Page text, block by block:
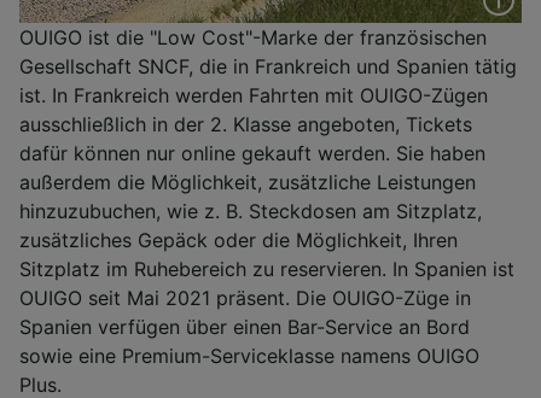
OUIGO ist die "Low Cost"-Marke der französischen
Gesellschaft SNCF, die in Frankreich und Spanien tätig
ist. In Frankreich werden Fahrten mit OUIGO-Zügen
ausschließlich in der 2. Klasse angeboten, Tickets
dafür können nur online gekauft werden. Sie haben
außerdem die Möglichkeit, zusätzliche Leistungen
hinzuzubuchen, wie z. B. Steckdosen am Sitzplatz,
zusätzliches Gepäck oder die Möglichkeit, Ihren
Sitzplatz im Ruhebereich zu reservieren. In Spanien ist
OUIGO seit Mai 2021 präsent. Die OUIGO-Züge in
Spanien verfügen über einen Bar-Service an Bord
sowie eine Premium-Serviceklasse namens OUIGO
Plus.